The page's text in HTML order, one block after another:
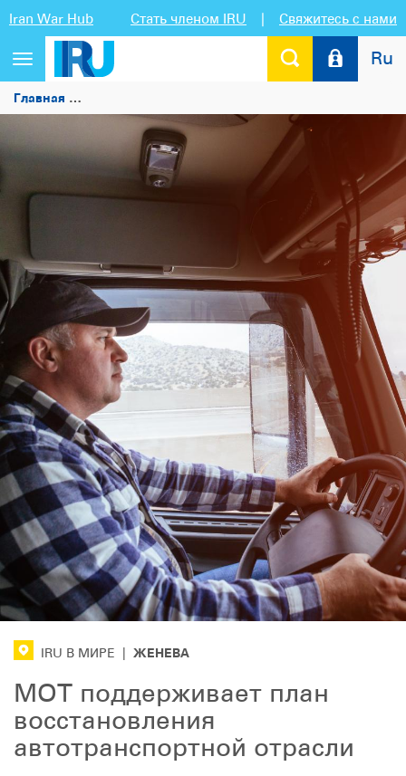
Iran War Hub Стать членом IRU | Свяжитесь с нами
Переключить
навигацию
Ru
Главная
IRU В МИРЕ ЖЕНЕВА
МОТ поддерживает план
восстановления
автотранспортной отрасли